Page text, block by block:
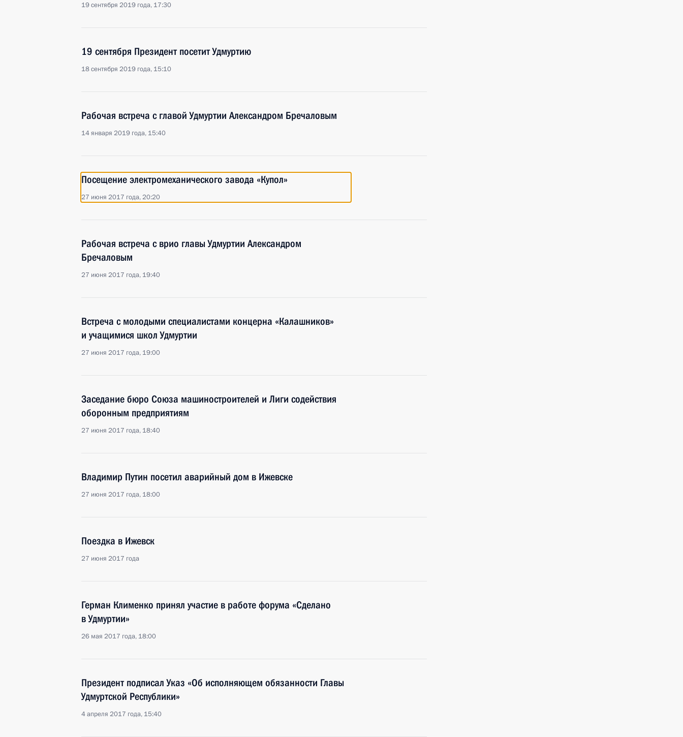
19 сентября 2019 года, 17:30
19 сентября Президент посетит Удмуртию
18 сентября 2019 года, 15:10
Рабочая встреча с главой Удмуртии Александром Бречаловым
14 января 2019 года, 15:40
Посещение электромеханического завода «Купол»
27 июня 2017 года, 20:20
Рабочая встреча с врио главы Удмуртии Александром
Бречаловым
27 июня 2017 года, 19:40
Встреча с молодыми специалистами концерна «Калашников»
и учащимися школ Удмуртии
27 июня 2017 года, 19:00
Заседание бюро Союза машиностроителей и Лиги содействия
оборонным предприятиям
27 июня 2017 года, 18:40
Владимир Путин посетил аварийный дом в Ижевске
27 июня 2017 года, 18:00
Поездка в Ижевск
27 июня 2017 года
Герман Клименко принял участие в работе форума «Сделано
в Удмуртии»
26 мая 2017 года, 18:00
Президент подписал Указ «Об исполняющем обязанности Главы
Удмуртской Республики»
4 апреля 2017 года, 15:40